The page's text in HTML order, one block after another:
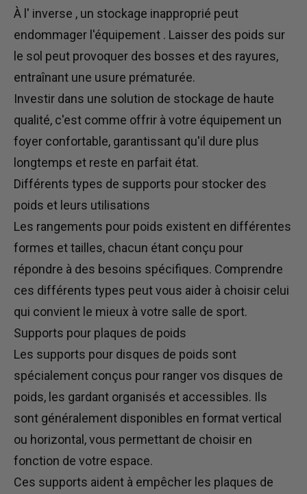
À l' inverse , un stockage inapproprié peut
endommager l'équipement . Laisser des poids sur
le sol peut provoquer des bosses et des rayures,
entraînant une usure prématurée.
Investir dans une solution de stockage de haute
qualité, c'est comme offrir à votre équipement un
foyer confortable, garantissant qu'il dure plus
longtemps et reste en parfait état.
Différents types de supports pour stocker des
poids et leurs utilisations
Les rangements pour poids existent en différentes
formes et tailles, chacun étant conçu pour
répondre à des besoins spécifiques. Comprendre
ces différents types peut vous aider à choisir celui
qui convient le mieux à votre salle de sport.
Supports pour plaques de poids
Les supports pour disques de poids sont
spécialement conçus pour ranger vos disques de
poids, les gardant organisés et accessibles. Ils
sont généralement disponibles en format vertical
ou horizontal, vous permettant de choisir en
fonction de votre espace.
Ces supports aident à empêcher les plaques de